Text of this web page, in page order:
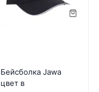
Бейсболка Jawa
цвет в